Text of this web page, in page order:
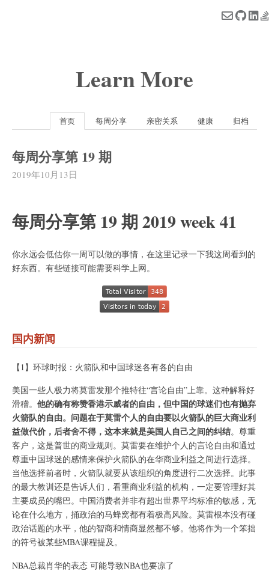
Learn More
首页 每周分享 亲密关系 健康 归档
每周分享第 19 期
2019年10月13日
每周分享第 19 期 2019 week 41
你永远会低估你一周可以做的事情，在这里记录一下我这周看到的
好东西。有些链接可能需要科学上网。
国内新闻
【1】环球时报：火箭队和中国球迷各有各的自由
美国一些人极力将莫雷发那个推特往“言论自由”上靠。这种解释好
滑稽。 他的确有称赞香港示威者的自由，但中国的球迷们也有抛弃
火箭队的自由。问题在于莫雷个人的自由要以火箭队的巨大商业利
益做代价，后者舍不得，这本来就是美国人自己之间的纠结。尊重
客户，这是普世的商业规则。莫雷要在维护个人的言论自由和通过
尊重中国球迷的感情来保护火箭队的在华商业利益之间进行选择。
当他选择前者时，火箭队就要从该组织的角度进行二次选择。此事
的最大教训还是告诉人们，看重商业利益的机构，一定要管理好其
主要成员的嘴巴。中国消费者并非有超出世界平均标准的敏感，无
论在什么地方，捅政治的马蜂窝都有着极高风险。莫雷根本没有碰
政治话题的水平，他的智商和情商显然都不够。他将作为一个笨拙
的符号被某些MBA课程提及。
NBA总裁肖华的表态 可能导致NBA也要凉了